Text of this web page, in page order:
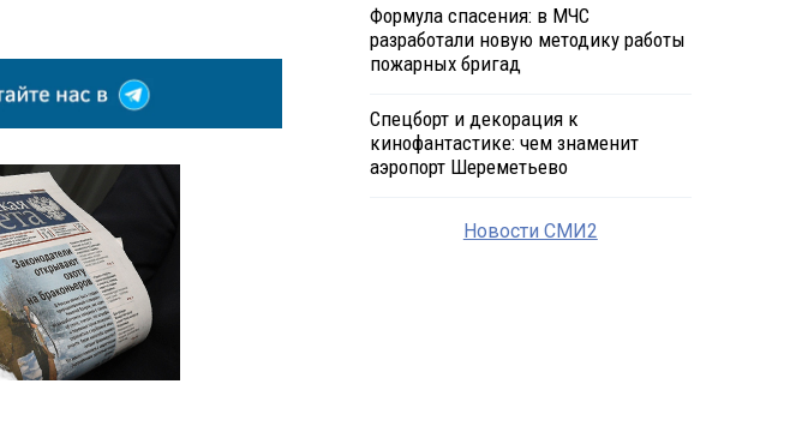
Формула спасения: в МЧС
разработали новую методику работы
пожарных бригад
Спецборт и декорация к
кинофантастике: чем знаменит
аэропорт Шереметьево
Новости СМИ2